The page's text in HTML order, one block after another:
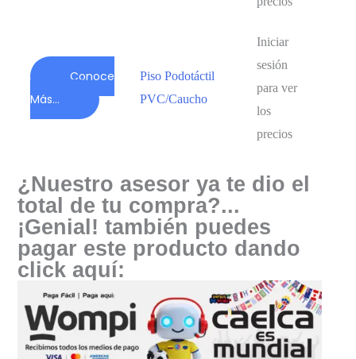
Conoce
Más...
Piso Podotáctil
PVC/Caucho
Iniciar
sesión
para ver
los
precios
¿Nuestro asesor ya te dio el
total de tu compra?...
¡Genial! también puedes
pagar este producto dando
click aquí: